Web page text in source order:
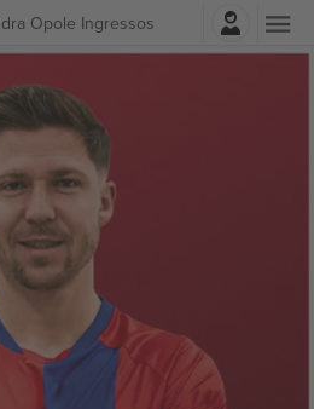
Opole Ingressos
Entrar